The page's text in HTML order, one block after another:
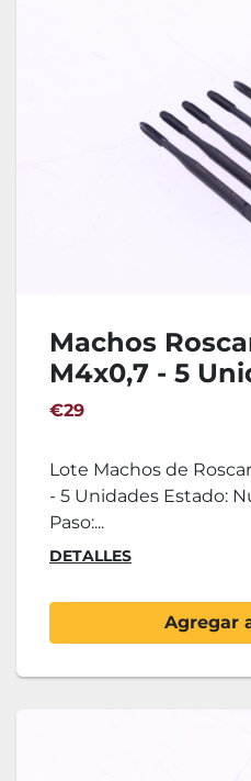
Machos
M4x0,7 - 5
€29
Lote Machos de
- 5 Unidades Estado:
Paso:...
DETALLES
Agregar